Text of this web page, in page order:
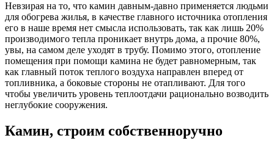
Невзирая на то, что камин давным-давно применяется людьми
для обогрева жилья, в качестве главного источника отопления
его в наше время нет смысла использовать, так как лишь 20%
производимого тепла проникает внутрь дома, а прочие 80%,
увы, на самом деле уходят в трубу. Помимо этого, отопление
помещения при помощи камина не будет равномерным, так
как главный поток теплого воздуха направлен вперед от
топливника, а боковые стороны не отапливают. Для того
чтобы увеличить уровень теплоотдачи рационально возводить
неглубокие сооружения.
Камин, строим собственноручно